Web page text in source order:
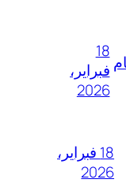
18
فبراير،
2026
18 فبراير،
2026